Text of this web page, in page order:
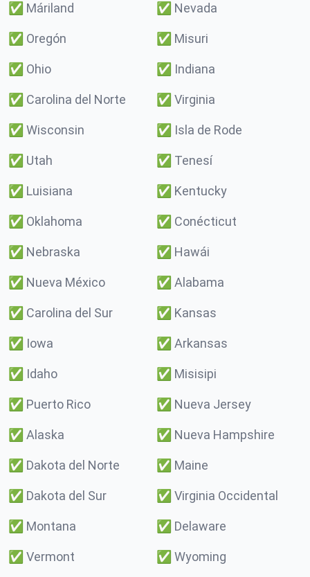
✅ Máriland ✅ Nevada
✅ Oregón ✅ Misuri
✅ Ohio ✅ Indiana
✅ Carolina del Norte ✅ Virginia
✅ Wisconsin ✅ Isla de Rode
✅ Utah ✅ Tenesí
✅ Luisiana ✅ Kentucky
✅ Oklahoma ✅ Conécticut
✅ Nebraska ✅ Hawái
✅ Nueva México ✅ Alabama
✅ Carolina del Sur ✅ Kansas
✅ Iowa ✅ Arkansas
✅ Idaho ✅ Misisipi
✅ Puerto Rico ✅ Nueva Jersey
✅ Alaska ✅ Nueva Hampshire
✅ Dakota del Norte ✅ Maine
✅ Dakota del Sur ✅ Virginia Occidental
✅ Montana ✅ Delaware
✅ Vermont ✅ Wyoming